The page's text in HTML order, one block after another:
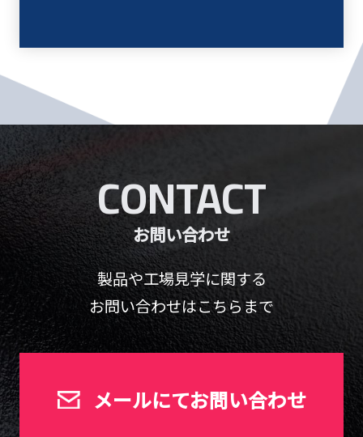
CONTACT
お問い合わせ
製品や工場見学に関する
お問い合わせはこちらまで
メールにてお問い合わせ